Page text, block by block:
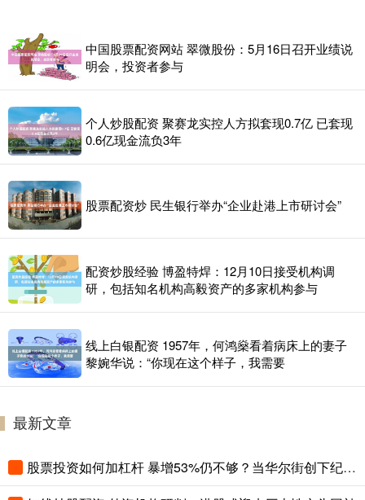
中国股票配资网站 翠微股份：5月16日召开业绩说
明会，投资者参与
个人炒股配资 聚赛龙实控人方拟套现0.7亿 已套现
0.6亿现金流负3年
股票配资炒 民生银行举办“企业赴港上市研讨会”
配资炒股经验 博盈特焊：12月10日接受机构调
研，包括知名机构高毅资产的多家机构参与
线上白银配资 1957年，何鸿燊看着病床上的妻子
黎婉华说：“你现在这个样子，我需要
最新文章
股票投资如何加杠杆 暴增53%仍不够？当华尔街创下纪录，欧洲大行的好业绩反而成了“不及格”